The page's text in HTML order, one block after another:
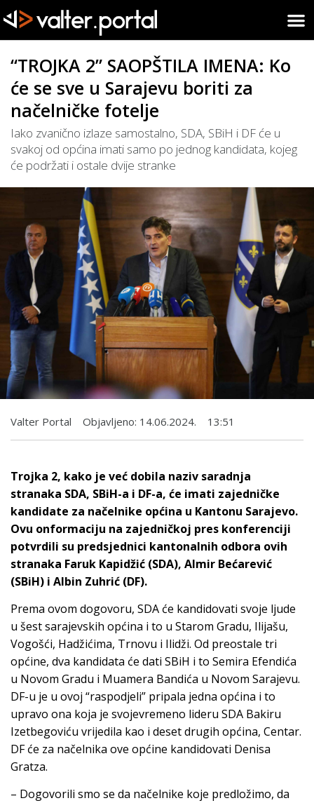
“TROJKA 2” SAOPŠTILA IMENA: Ko
će se sve u Sarajevu boriti za
načelničke fotelje
Iako zvanično izlaze samostalno, SDA, SBiH i DF će u
svakoj od općina imati samo po jednog kandidata, kojeg
će podržati i ostale dvije stranke
Valter Portal Objavljeno: 14.06.2024. 13:51
Trojka 2, kako je već dobila naziv saradnja
stranaka SDA, SBiH-a i DF-a, će imati zajedničke
kandidate za načelnike općina u Kantonu Sarajevo.
Ovu onformaciju na zajedničkoj pres konferenciji
potvrdili su predsjednici kantonalnih odbora ovih
stranaka Faruk Kapidžić (SDA), Almir Bećarević
(SBiH) i Albin Zuhrić (DF).
Prema ovom dogovoru, SDA će kandidovati svoje ljude
u šest sarajevskih općina i to u Starom Gradu, Ilijašu,
Vogošći, Hadžićima, Trnovu i Ilidži. Od preostale tri
općine, dva kandidata će dati SBiH i to Semira Efendića
u Novom Gradu i Muamera Bandića u Novom Sarajevu.
DF-u je u ovoj “raspodjeli” pripala jedna općina i to
upravo ona koja je svojevremeno lideru SDA Bakiru
Izetbegoviću vrijedila kao i deset drugih općina, Centar.
DF će za načelnika ove općine kandidovati Denisa
Gratza.
– Dogovorili smo se da načelnike koje predložimo, da